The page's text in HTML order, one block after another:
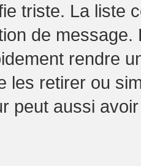
triste. La liste
de
rendre
les retirer ou
peut aussi